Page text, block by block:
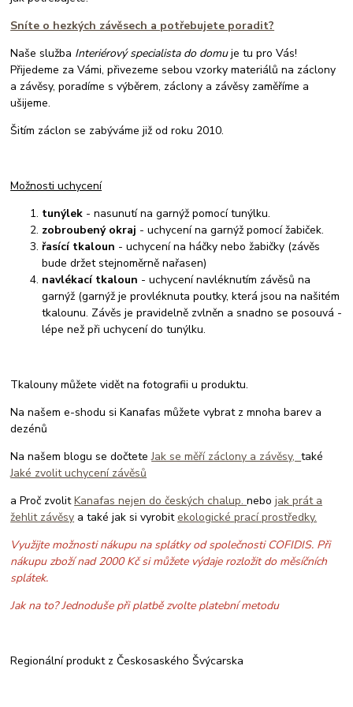
Sníte o hezkých závěsech a potřebujete poradit?
Naše služba Interiérový specialista do domuje tu pro Vás!
Přijedeme za Vámi, přivezeme sebou vzorky materiálů na záclony
a závěsy, poradíme s výběrem, záclony a závěsy zaměříme a
ušijeme.
Šitím záclon se zabýváme již od roku 2010.
Možnosti uchycení
tunýlek - nasunutí na garnýž pomocí tunýlku.
zobroubený okraj - uchycení na garnýž pomocí žabiček.
řasící tkaloun - uchycení na háčky nebo žabičky (závěs
bude držet stejnoměrně nařasen)
navlékací tkaloun - uchycení navléknutím závěsů na
garnýž (garnýž je provléknuta poutky, která jsou na našitém
tkalounu. Závěs je pravidelně zvlněn a snadno se posouvá -
lépe než při uchycení do tunýlku.
Tkalouny můžete vidět na fotografii u produktu.
Na našem e-shodu si Kanafas můžete vybrat z mnoha barev a
dezénů
Na našem blogu se dočteteJak se měří záclony a závěsy,také
Jaké zvolit uchycení závěsů
a Proč zvolitKanafas nejen do českých chalup.nebojak prát a
žehlit závěsy a také jak si vyrobitekologické prací prostředky.
Využijte možnosti nákupu na splátky od společnosti COFIDIS. Při
nákupu zboží nad 2000 Kč si můžete výdaje rozložit do měsíčních
splátek.
Jak na to? Jednoduše při platbě zvolte platební metodu
Regionální produkt z Českosaského Švýcarska